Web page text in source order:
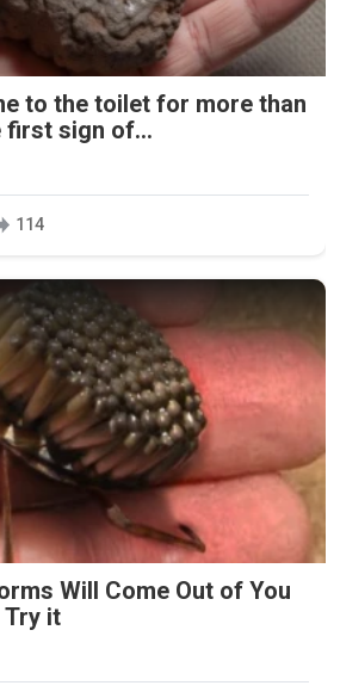
to the toilet for more than
first sign of...
114
Will Come Out of You
Try it